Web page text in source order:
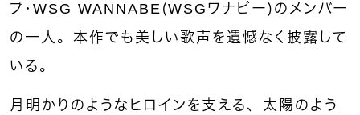
プ・WSG WANNABE（WSGワナビー）のメンバー
の一人。本作でも美しい歌声を遺憾なく披露して
いる。
月明かりのようなヒロインを支える、太陽のよう